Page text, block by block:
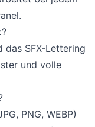
das SFX-Lettering
und volle
PNG, WEBP)